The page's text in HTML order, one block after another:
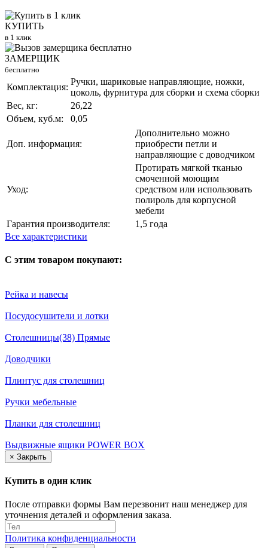
КУПИТЬ
в 1 клик
ЗАМЕРЩИК
бесплатно
Комплектация:
Ручки, шариковые направляющие, ножки,
цоколь, фурнитура для сборки и схема сборки
Вес, кг:
26,22
Объем, куб.м:
0,05
Доп. информация:
Дополнительно можно
приобрести петли и
направляющие с доводчиком
Уход:
Протирать мягкой тканью
смоченной моющим
средством или использовать
полироль для корпусной
мебели
Гарантия производителя:
1,5 года
Все характеристики
С этим товаром покупают:
Рейка и навесы
Посудосушители и лотки
Столешницы(38) Прямые
Доводчики
Плинтус для столешниц
Ручки мебельные
Планки для столешниц
Выдвижные ящики POWER BOX
× Закрыть
Купить в один клик
После отправки формы Вам перезвонит наш менеджер для
уточнения деталей и оформления заказа.
Политика конфиденциальности